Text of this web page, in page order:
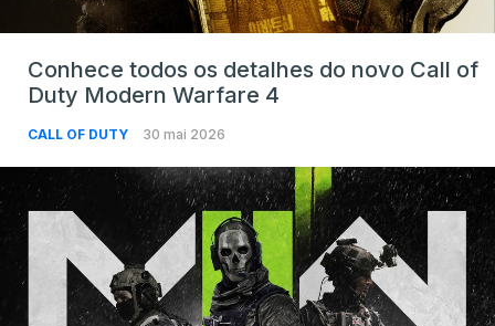
Conhece todos os detalhes do novo Call of
Duty Modern Warfare 4
CALL OF DUTY 30 mai 2026